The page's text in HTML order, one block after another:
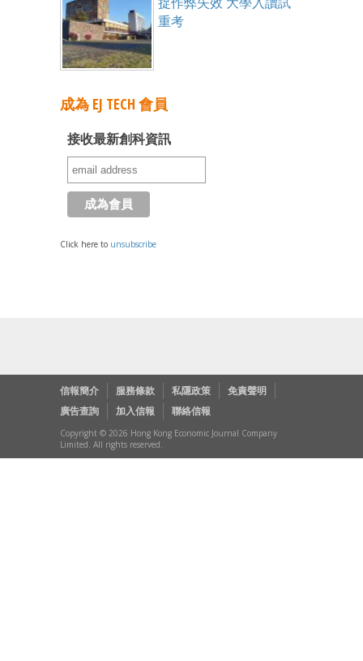
重考
成為 EJ TECH 會員
接收最新創科資訊
Click here to unsubscribe
信報簡介 服務條款 私隱政策
免責聲明
廣告查詢
加入信報 聯絡信報
Copyright © 2026 Hong Kong Economic Journal Company
Limited. All rights reserved.